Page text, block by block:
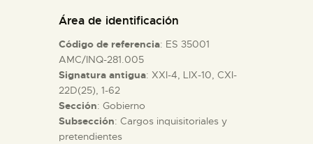
ESPAÑOL
PREPARAR LA VISITA
ACTIVIDADES
Área de identificación
Código de referencia: ES 35001
AMC/INQ-281.005
Signatura antigua: XXI-4, LIX-10, CXI-
22D(25), 1-62
Sección: Gobierno
Subsección: Cargos inquisitoriales y
pretendientes